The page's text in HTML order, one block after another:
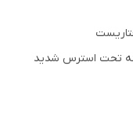
که تحت استرس شدید